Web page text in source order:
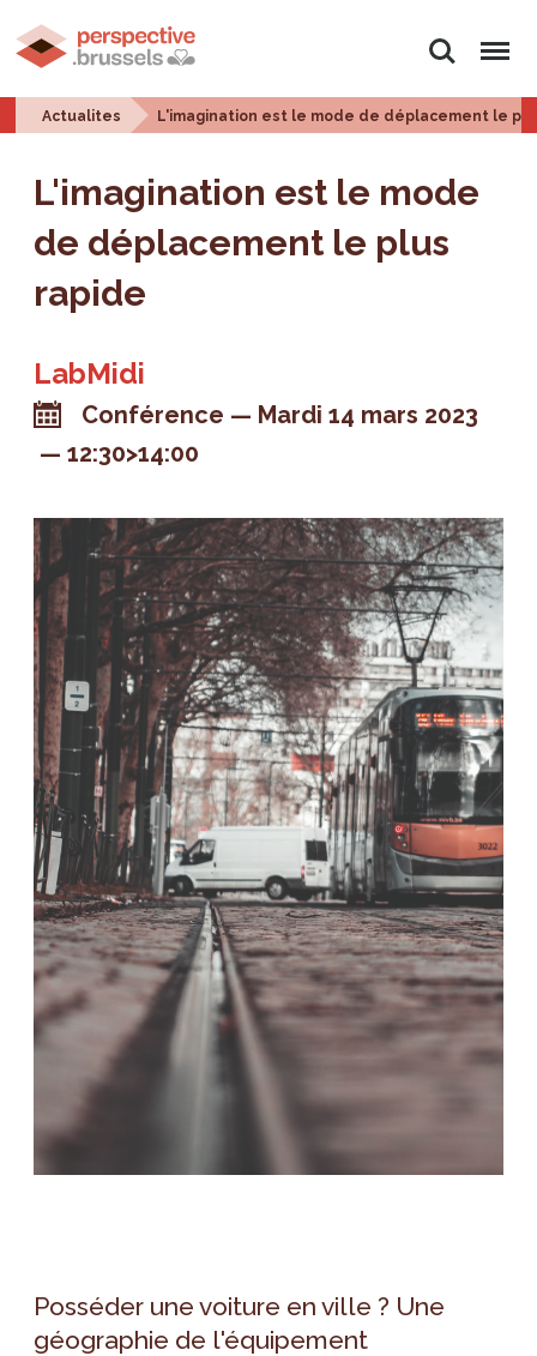
Rechercher
Menu
Actualites L'imagination est le mode de déplacement le
L'imagination est le mode
de déplacement le plus
rapide
LabMidi
Conférence
Mardi 14 mars 2023
12:30>14:00
Posséder une voiture en ville ? Une
géographie de l'équipement